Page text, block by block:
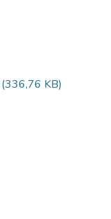
(336,76 KB)